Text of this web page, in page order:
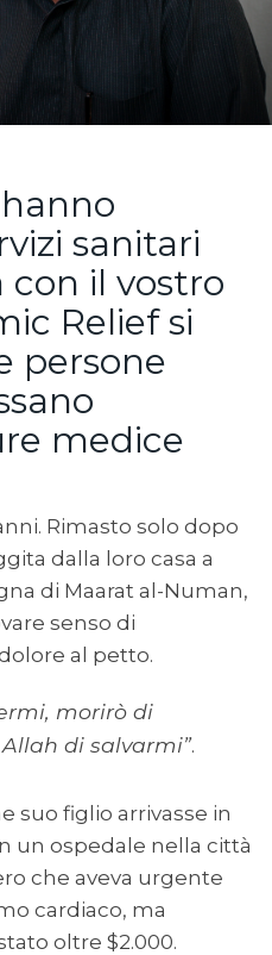
sanitari
con il vostro
Relief si
persone
medice
Rimasto solo dopo
dalla loro casa a
di Maarat al-Numan,
senso di
al petto.
morirò di
di salvarmi”.
suo figlio arrivasse in
un ospedale nella città
che aveva urgente
cardiaco, ma
oltre $2.000.